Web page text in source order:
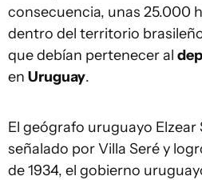
consecuencia, unas 25.000
dentro del territorio
que debían pertenecer al
en Uruguay.
El geógrafo uruguayo Elzear
señalado por Villa Seré y
de 1934, el gobierno